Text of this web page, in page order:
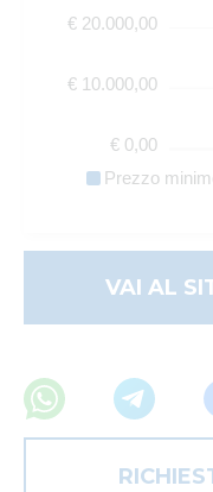
Prezzo
€ 20.000,00
€ 10.000,00
€ 0,00
VAI AL